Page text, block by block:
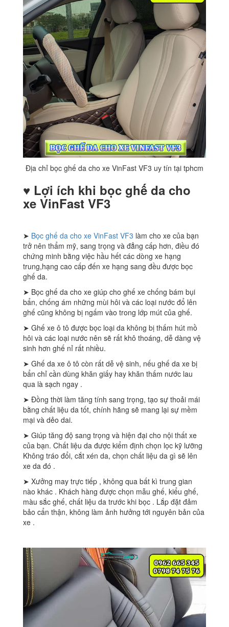
Địa chỉ bọc ghế da cho xe VinFast VF3 uy tín tại tphcm
♥︎ Lợi ích khi bọc ghế da cho
xe VinFast VF3
➤ Bọc ghế da cho xe VinFast VF3 làm cho xe của bạn
trở nên thẩm mỹ, sang trọng và đẳng cấp hơn, điều đó
chứng minh bằng việc hầu hết các dòng xe hạng
trung,hạng cao cấp đến xe hạng sang đều được bọc
ghế da.
➤ Bọc ghế da cho xe giúp cho ghế xe chống bám bụi
bẩn, chống ám những mùi hôi và các loại nước đổ lên
ghế cũng không bị ngấm vào trong lớp mút của ghế.
➤ Ghế xe ô tô được bọc loại da không bị thấm hút mồ
hôi và các loại nước nên sẽ rất khô thoáng, dễ dàng vệ
sinh hơn ghế nỉ rất nhiều.
➤ Ghế da xe ô tô còn rất dễ vệ sinh, nếu ghế da xe bị
bẩn chỉ cần dùng khăn giấy hay khăn thấm nước lau
qua là sạch ngay .
➤ Đồng thời làm tăng tính sang trọng, tạo sự thoải mái
bằng chất liệu da tốt, chính hãng sẽ mang lại sự mềm
mại và dẻo dai.
➤ Giúp tăng độ sang trọng và hiện đại cho nội thất xe
của bạn. Chất liệu da được kiểm định chọn lọc kỹ lưỡng
Không tráo đổi, cắt xén da, chọn chất liệu da gì sẽ lên
xe da đó .
➤ Xưởng may trực tiếp , không qua bất kì trung gian
nào khác . Khách hàng được chọn mẫu ghế, kiểu ghế,
màu sắc ghế, chất liệu da trước khi bọc . Lắp đặt đảm
bảo cẩn thận, không làm ảnh hưởng tới nguyên bản của
xe .